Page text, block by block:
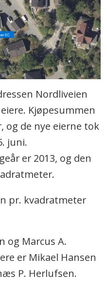
Nordliveien
Kjøpesummen
og de nye eierne tok
juni.
er 2013, og den
pr. kvadratmeter
og Marcus A.
er Mikael Hansen
P. Herlufsen.